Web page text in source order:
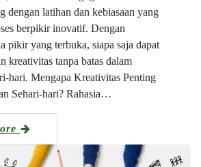
dengan latihan dan kebiasaan yang
berpikir inovatif. Dengan
pikir yang terbuka, siapa saja dapat
kreativitas tanpa batas dalam
hari. Mengapa Kreativitas Penting
Sehari-hari? Rahasia…